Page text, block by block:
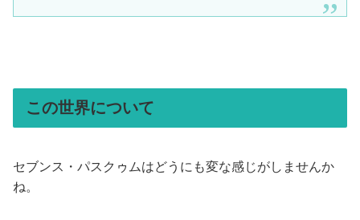
この世界について
セブンス・パスクゥムはどうにも変な感じがしませんか
ね。